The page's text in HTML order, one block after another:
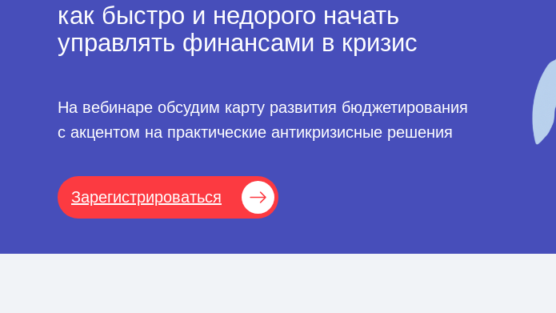
как быстро и недорого начать
управлять финансами в кризис
На вебинаре обсудим карту развития бюджетирования
с акцентом на практические антикризисные решения
Зарегистрироваться